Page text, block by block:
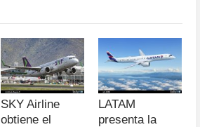
SKY Airline
obtiene el
LATAM
presenta la